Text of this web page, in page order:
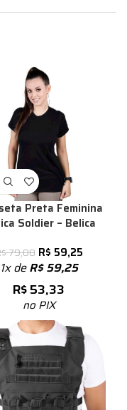
Preta Feminina
Soldier – Belica
79,00 R$ 59,25
1x deR$59,25
R$53,33
no PIX